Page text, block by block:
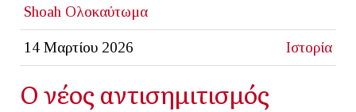
Shoah Ολοκαύτωμα
14 Μαρτίου 2026 Ιστορία
Ο νέος αντισημιτισμός